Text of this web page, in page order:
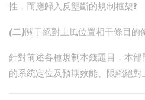
性，而應歸入反壟斷的規制框架?
(二)關于絕對上風位置相干條目的
針對前述各種規制本錢題目，本
的系統定位及預期效能、限縮絕